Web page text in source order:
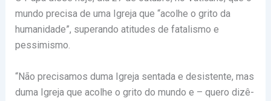
mundo precisa de uma Igreja que “acolhe o grito da
humanidade”, superando atitudes de fatalismo e
pessimismo.
“Não precisamos duma Igreja sentada e desistente, mas
duma Igreja que acolhe o grito do mundo e – quero dizê-